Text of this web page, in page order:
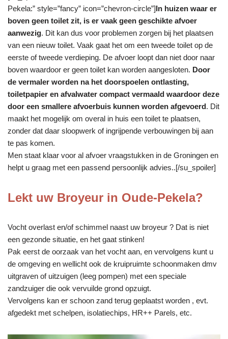
Pekela:” style=”fancy” icon=”chevron-circle”]In huizen waar er
boven geen toilet zit, is er vaak geen geschikte afvoer
aanwezig. Dit kan dus voor problemen zorgen bij het plaatsen
van een nieuw toilet. Vaak gaat het om een tweede toilet op de
eerste of tweede verdieping. De afvoer loopt dan niet door naar
boven waardoor er geen toilet kan worden aangesloten. Door
de vermaler worden na het doorspoelen ontlasting,
toiletpapier en afvalwater compact vermaald waardoor deze
door een smallere afvoerbuis kunnen worden afgevoerd. Dit
maakt het mogelijk om overal in huis een toilet te plaatsen,
zonder dat daar sloopwerk of ingrijpende verbouwingen bij aan
te pas komen.
Men staat klaar voor al afvoer vraagstukken in de Groningen en
helpt u graag met een passend persoonlijk advies..[/su_spoiler]
Lekt uw Broyeur in Oude-Pekela?
Vocht overlast en/of schimmel naast uw broyeur ? Dat is niet
een gezonde situatie, en het gaat stinken!
Pak eerst de oorzaak van het vocht aan, en vervolgens kunt u
de omgeving en wellicht ook de kruipruimte schoonmaken dmv
uitgraven of uitzuigen (leeg pompen) met een speciale
zandzuiger die ook vervuilde grond opzuigt.
Vervolgens kan er schoon zand terug geplaatst worden , evt.
afgedekt met schelpen, isolatiechips, HR++ Parels, etc.